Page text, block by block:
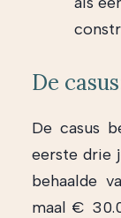
De
De casus
eerste drie
behaalde
maal €